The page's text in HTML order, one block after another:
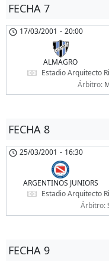
FECHA 7
17/03/2001 - 20:00
ALMAGRO
Estadio Arquitecto
Árbitro:
FECHA 8
25/03/2001 - 16:30
ARGENTINOS JUNIORS
Estadio Arquitecto
Árbitro:
FECHA 9